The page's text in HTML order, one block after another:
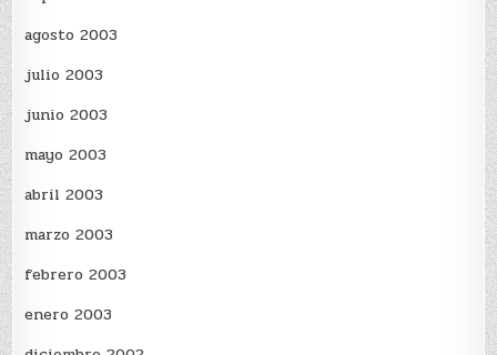
agosto 2003
julio 2003
junio 2003
mayo 2003
abril 2003
marzo 2003
febrero 2003
enero 2003